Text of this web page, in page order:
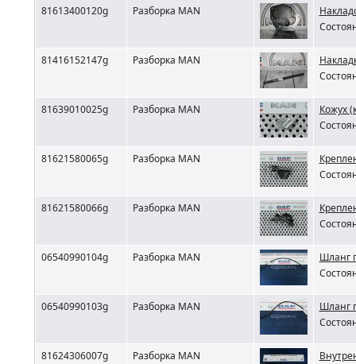
81613400120g Разборка MAN
81416152147g Разборка MAN
81639010025g Разборка MAN
Кожух
81621580065g Разборка MAN
81621580066g Разборка MAN
06540990104g Разборка MAN
Шланг
06540990103g Разборка MAN
Шланг
81624306007g Разборка MAN